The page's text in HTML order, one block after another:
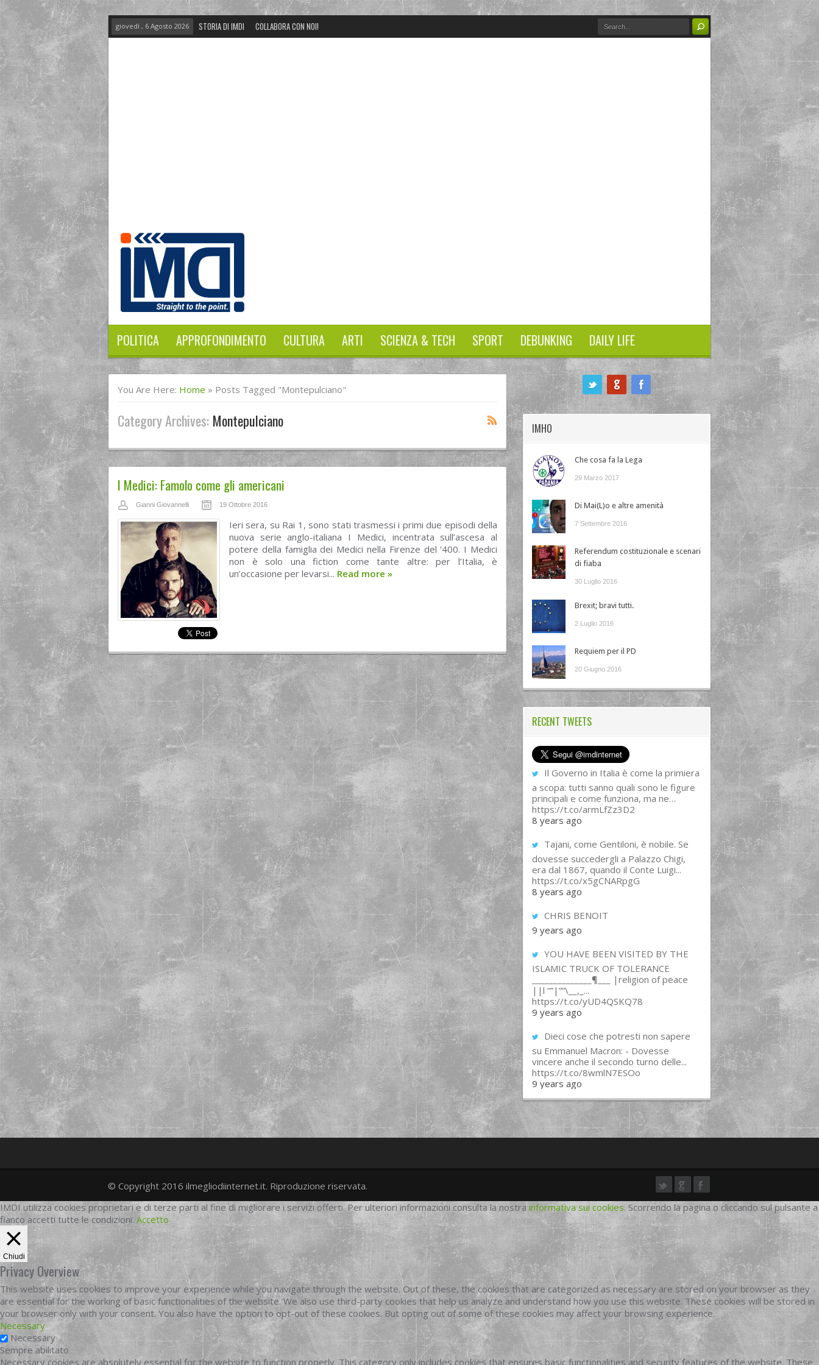
giovedì , 6 Agosto 2026 STORIA DI IMDI COLLABORA CON NOI!
POLITICA APPROFONDIMENTO CULTURA ARTI SCIENZA & TECH SPORT DEBUNKING DAILY LIFE
You Are Here: Home » Posts Tagged "Montepulciano"
Category Archives: Montepulciano
I Medici: Famolo come gli americani
Gianni Giovannelli 19 Ottobre 2016
Ieri sera, su Rai 1, sono stati trasmessi i primi due episodi della
nuova serie anglo-italiana I Medici, incentrata sull’ascesa al
potere della famiglia dei Medici nella Firenze del ‘400. I Medici
non è solo una fiction come tante altre: per l’Italia, è
un’occasione per levarsi... Read more »
IMHO
Che cosa fa la Lega
29 Marzo 2017
Di Mai(L)o e altre amenità
7 Settembre 2016
Referendum costituzionale e scenari
di fiaba
30 Luglio 2016
Brexit; bravi tutti.
2 Luglio 2016
Requiem per il PD
20 Giugno 2016
RECENT TWEETS
Il Governo in Italia è come la primiera
a scopa: tutti sanno quali sono le figure
principali e come funziona, ma ne…
https://t.co/armLfZz3D2
8 years ago
Tajani, come Gentiloni, è nobile. Se
dovesse succedergli a Palazzo Chigi,
era dal 1867, quando il Conte Luigi...
https://t.co/x5gCNARpgG
8 years ago
CHRIS BENOIT
9 years ago
YOU HAVE BEEN VISITED BY THE
ISLAMIC TRUCK OF TOLERANCE
______________¶___ |religion of peace
||l “”|””\__,_...
https://t.co/yUD4QSKQ78
9 years ago
Dieci cose che potresti non sapere
su Emmanuel Macron: - Dovesse
vincere anche il secondo turno delle...
https://t.co/8wmlN7ESOo
9 years ago
twittergoogleplus
facebook
© Copyright 2016 ilmegliodiinternet.it. Riproduzione riservata.
IMDI utilizza cookies proprietari e di terze parti al fine di migliorare i servizi offerti. Per ulteriori informazioni consulta la nostra informativa sui cookies. Scorrendo la pagina o cliccando sul pulsante a
fianco accetti tutte le condizioni. Accetto
Chiudi
Privacy Overview
This website uses cookies to improve your experience while you navigate through the website. Out of these, the cookies that are categorized as necessary are stored on your browser as they
are essential for the working of basic functionalities of the website. We also use third-party cookies that help us analyze and understand how you use this website. These cookies will be stored in
your browser only with your consent. You also have the option to opt-out of these cookies. But opting out of some of these cookies may affect your browsing experience.
Necessary
Necessary
Sempre abilitato
Necessary cookies are absolutely essential for the website to function properly. This category only includes cookies that ensures basic functionalities and security features of the website. These